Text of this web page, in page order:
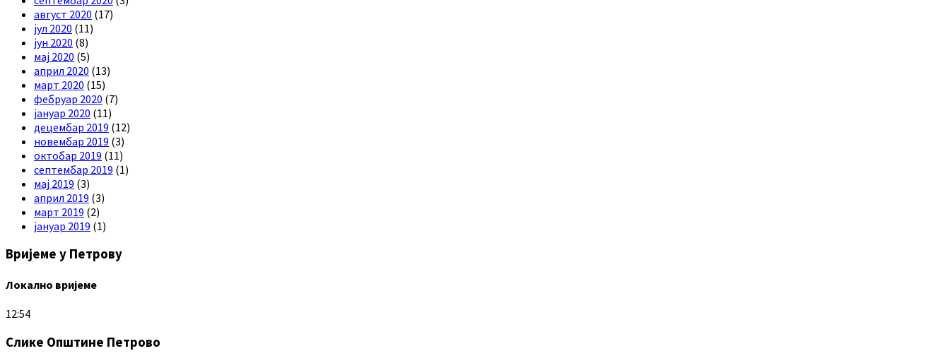
август 2020 (17)
јул 2020 (11)
јун 2020 (8)
мај 2020 (5)
април 2020 (13)
март 2020 (15)
фебруар 2020 (7)
јануар 2020 (11)
децембар 2019 (12)
новембар 2019 (3)
октобар 2019 (11)
септембар 2019 (1)
мај 2019 (3)
април 2019 (3)
март 2019 (2)
јануар 2019 (1)
Вријеме у Петрову
Локално вријеме
12:54
Слике Општине Петрово